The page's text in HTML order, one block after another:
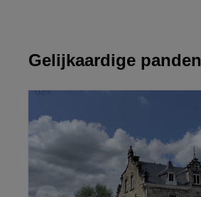
Gelijkaardige panden